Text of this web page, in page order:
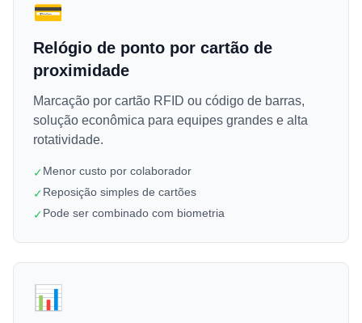
💳
Relógio de ponto por cartão de
proximidade
Marcação por cartão RFID ou código de barras,
solução econômica para equipes grandes e alta
rotatividade.
✓Menor custo por colaborador
✓Reposição simples de cartões
✓Pode ser combinado com biometria
📊